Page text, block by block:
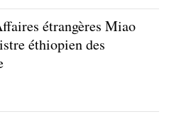
étrangères Miao
éthiopien des